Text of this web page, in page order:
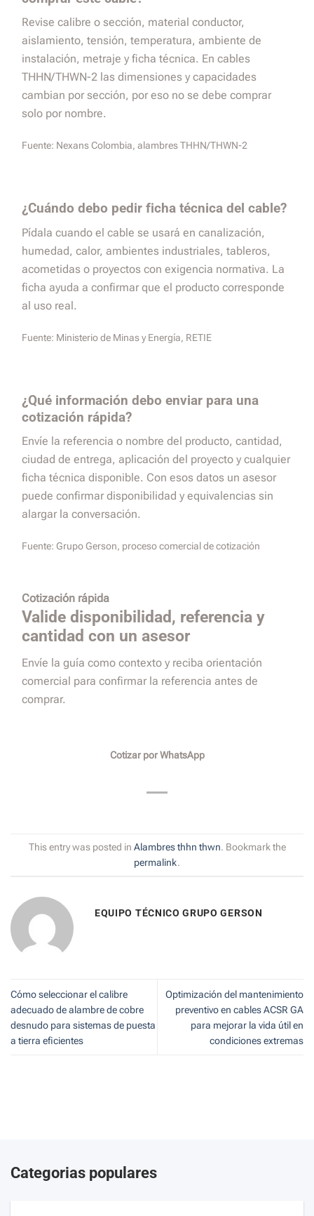
Revise calibre o sección, material conductor,
aislamiento, tensión, temperatura, ambiente de
instalación, metraje y ficha técnica. En cables
THHN/THWN-2 las dimensiones y capacidades
cambian por sección, por eso no se debe comprar
solo por nombre.
Fuente: Nexans Colombia, alambres THHN/THWN-2
¿Cuándo debo pedir ficha técnica del cable?
Pídala cuando el cable se usará en canalización,
humedad, calor, ambientes industriales, tableros,
acometidas o proyectos con exigencia normativa. La
ficha ayuda a confirmar que el producto corresponde
al uso real.
Fuente: Ministerio de Minas y Energía, RETIE
¿Qué información debo enviar para una
cotización rápida?
Envíe la referencia o nombre del producto, cantidad,
ciudad de entrega, aplicación del proyecto y cualquier
ficha técnica disponible. Con esos datos un asesor
puede confirmar disponibilidad y equivalencias sin
alargar la conversación.
Fuente: Grupo Gerson, proceso comercial de cotización
Cotización rápida
Valide disponibilidad, referencia y
cantidad con un asesor
Envíe la guía como contexto y reciba orientación
comercial para confirmar la referencia antes de
comprar.
Cotizar por WhatsApp
This entry was posted in Alambres thhn thwn. Bookmark the
permalink.
EQUIPO TÉCNICO GRUPO GERSON
Cómo seleccionar el calibre
adecuado de alambre de cobre
desnudo para sistemas de puesta
a tierra eficientes
Optimización del mantenimiento
preventivo en cables ACSR GA
para mejorar la vida útil en
condiciones extremas
Categorias populares